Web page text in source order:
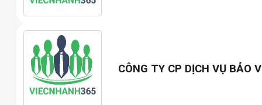
CÔNG TY CP DỊCH VỤ BẢO